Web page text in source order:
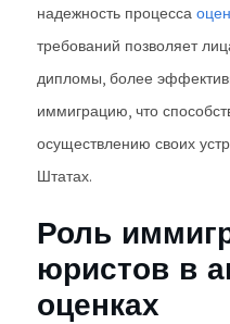
надежность процесса
требований позволяет
дипломы, более
иммиграцию, что
осуществлению своих
Штатах.
Роль
юристов в
оценках